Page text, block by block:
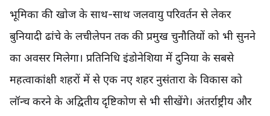
भूमिका की खोज के साथ-साथ जलवायु परिवर्तन से लेकर
बुनियादी ढांचे के लचीलेपन तक की प्रमुख चुनौतियों को भी सुनने
का अवसर मिलेगा। प्रतिनिधि इंडोनेशिया में दुनिया के सबसे
महत्वाकांक्षी शहरों में से एक नए शहर नुसंतारा के विकास को
लॉन्च करने के अद्वितीय दृष्टिकोण से भी सीखेंगे। अंतर्राष्ट्रीय और